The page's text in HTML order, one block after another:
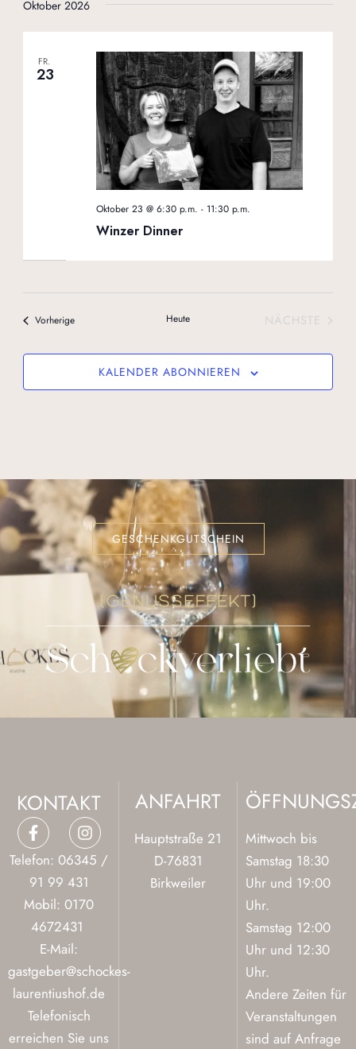
Oktober 2026
FR.
23
Winzer Dinner
Oktober 23 @ 6:30 p.m. - 11:30 p.m.
VorherigeVeranstaltungen Heute
NÄCHSTE
KALENDER ABONNIEREN
GESCHENKGUTSCHEIN
KONTAKT
F
a
c
e
b
o
o
k
f
I
n
s
t
a
g
Telefon: 06345 /
91 99 431
Mobil: 0170
4672431
E-Mail:
gastgeber@schockes-
laurentiushof.de
Telefonisch
erreichen Sie uns
ANFAHRT
Hauptstraße 21
D-76831
Birkweiler
Mittwoch bis
Samstag 18:30
Uhr und 19:00
Uhr.
Samstag 12:00
Uhr und 12:30
Uhr.
Andere Zeiten für
Veranstaltungen
sind auf Anfrage